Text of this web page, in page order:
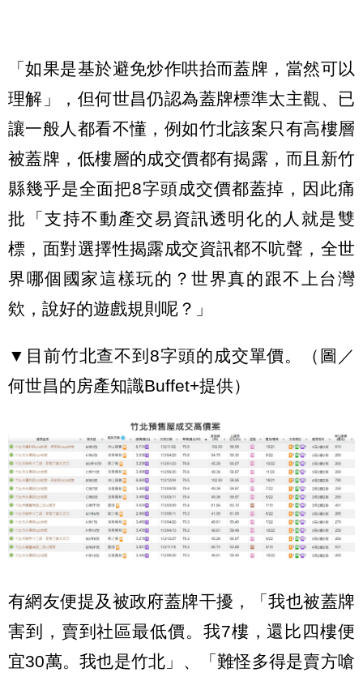
「如果是基於避免炒作哄抬而蓋牌，當然可以
理解」，但何世昌仍認為蓋牌標準太主觀、已
讓一般人都看不懂，例如竹北該案只有高樓層
被蓋牌，低樓層的成交價都有揭露，而且新竹
縣幾乎是全面把8字頭成交價都蓋掉，因此痛
批「支持不動產交易資訊透明化的人就是雙
標，面對選擇性揭露成交資訊都不吭聲，全世
界哪個國家這樣玩的？世界真的跟不上台灣
欸，說好的遊戲規則呢？」
▼目前竹北查不到8字頭的成交單價。（圖／
何世昌的房產知識Buffet+提供）
有網友便提及被政府蓋牌干擾，「我也被蓋牌
害到，賣到社區最低價。我7樓，還比四樓便
宜30萬。我也是竹北」、「難怪多得是賣方嗆